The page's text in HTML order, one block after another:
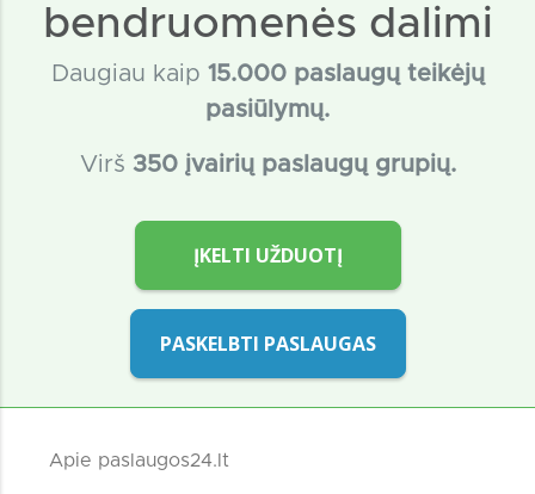
bendruomenės dalimi
Daugiau kaip 15.000 paslaugų teikėjų
pasiūlymų.
Virš 350 įvairių paslaugų grupių.
ĮKELTI UŽDUOTĮ
PASKELBTI PASLAUGAS
Apie paslaugos24.lt